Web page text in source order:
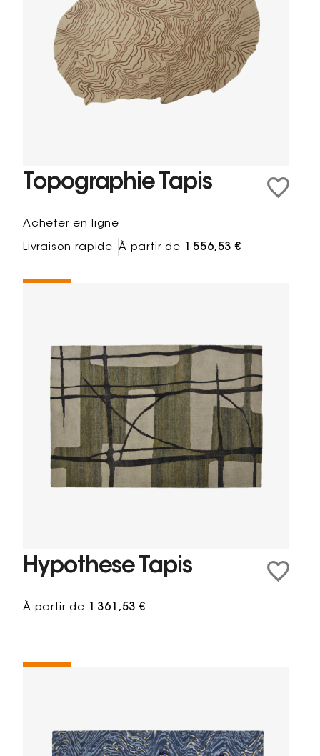
Topographie Tapis
Acheter en ligne
Livraison rapide À partir de 1 556,53 €
Hypothese Tapis
À partir de 1 361,53 €